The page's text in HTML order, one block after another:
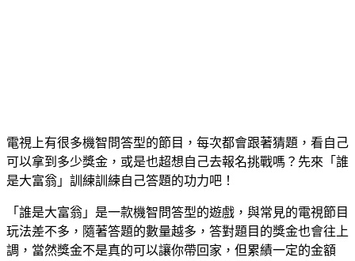
電視上有很多機智問答型的節目，每次都會跟著猜題，看自己
可以拿到多少獎金，或是也超想自己去報名挑戰嗎？先來「誰
是大富翁」訓練訓練自己答題的功力吧！
「誰是大富翁」是一款機智問答型的遊戲，與常見的電視節目
玩法差不多，隨著答題的數量越多，答對題目的獎金也會往上
調，當然獎金不是真的可以讓你帶回家，但累績一定的金額